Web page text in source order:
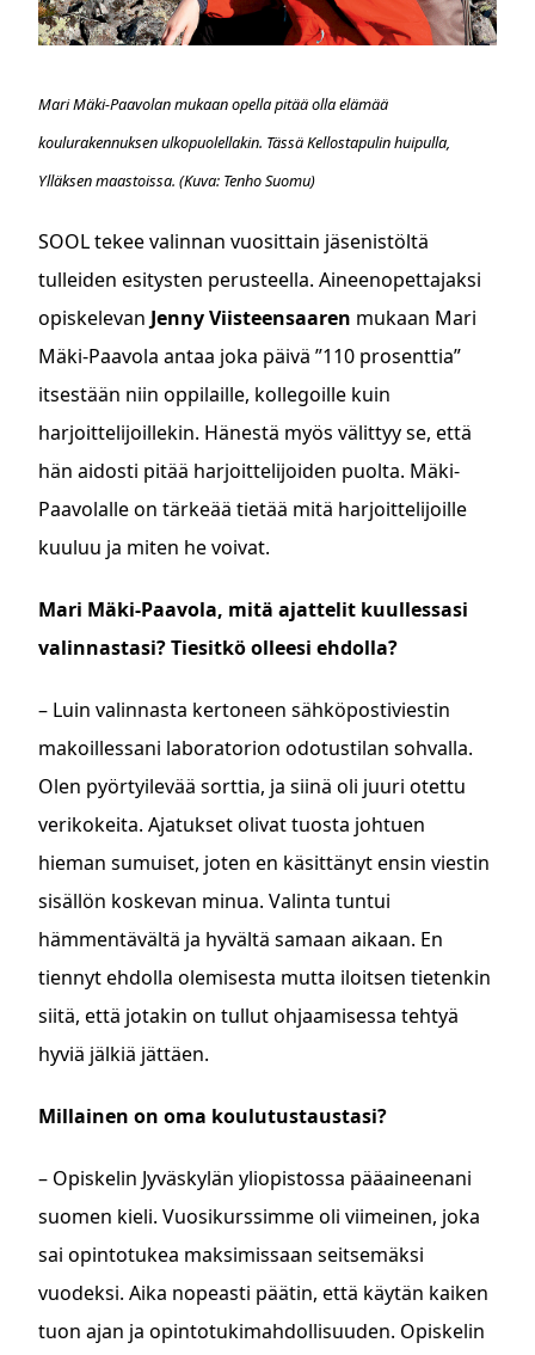
Mari Mäki-Paavolan mukaan opella pitää olla elämää
koulurakennuksen ulkopuolellakin. Tässä Kellostapulin huipulla,
Ylläksen maastoissa. (Kuva: Tenho Suomu)
SOOL tekee valinnan vuosittain jäsenistöltä
tulleiden esitysten perusteella. Aineenopettajaksi
opiskelevan Jenny Viisteensaaren mukaan Mari
Mäki-Paavola antaa joka päivä ”110 prosenttia”
itsestään niin oppilaille, kollegoille kuin
harjoittelijoillekin. Hänestä myös välittyy se, että
hän aidosti pitää harjoittelijoiden puolta. Mäki-
Paavolalle on tärkeää tietää mitä harjoittelijoille
kuuluu ja miten he voivat.
Mari Mäki-Paavola, mitä ajattelit kuullessasi
valinnastasi? Tiesitkö olleesi ehdolla?
– Luin valinnasta kertoneen sähköpostiviestin
makoillessani laboratorion odotustilan sohvalla.
Olen pyörtyilevää sorttia, ja siinä oli juuri otettu
verikokeita. Ajatukset olivat tuosta johtuen
hieman sumuiset, joten en käsittänyt ensin viestin
sisällön koskevan minua. Valinta tuntui
hämmentävältä ja hyvältä samaan aikaan. En
tiennyt ehdolla olemisesta mutta iloitsen tietenkin
siitä, että jotakin on tullut ohjaamisessa tehtyä
hyviä jälkiä jättäen.
Millainen on oma koulutustaustasi?
– Opiskelin Jyväskylän yliopistossa pääaineenani
suomen kieli. Vuosikurssimme oli viimeinen, joka
sai opintotukea maksimissaan seitsemäksi
vuodeksi. Aika nopeasti päätin, että käytän kaiken
tuon ajan ja opintotukimahdollisuuden. Opiskelin